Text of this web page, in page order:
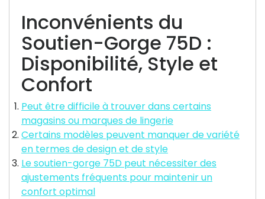
Inconvénients du
Soutien-Gorge 75D :
Disponibilité, Style et
Confort
Peut être difficile à trouver dans certains
magasins ou marques de lingerie
Certains modèles peuvent manquer de variété
en termes de design et de style
Le soutien-gorge 75D peut nécessiter des
ajustements fréquents pour maintenir un
confort optimal